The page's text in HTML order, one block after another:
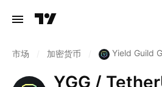
市场 加密货币 Yield Guild
YGG /